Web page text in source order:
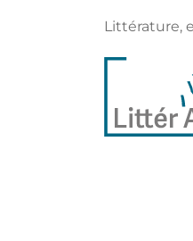
Littérature,